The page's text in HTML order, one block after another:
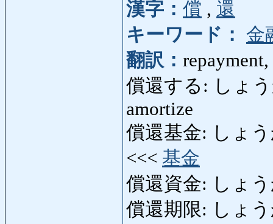
漢字： 償 , 還
キーワード： 金
翻訳：
償還する: しょう
amortize
償還基金: しょ
<<< 基金
償還資金: しょ
償還期限: しょ